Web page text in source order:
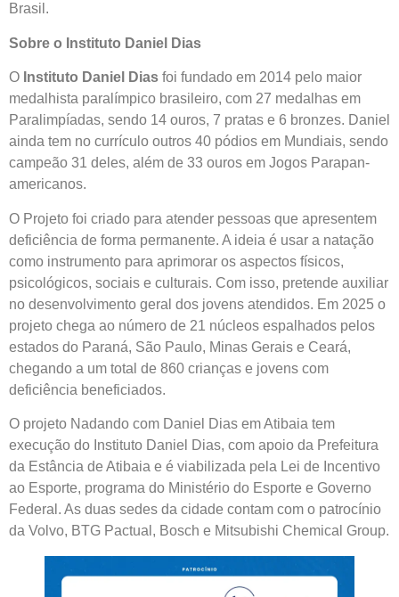
Brasil.
Sobre o Instituto Daniel Dias
O Instituto Daniel Dias foi fundado em 2014 pelo maior
medalhista paralímpico brasileiro, com 27 medalhas em
Paralimpíadas, sendo 14 ouros, 7 pratas e 6 bronzes. Daniel
ainda tem no currículo outros 40 pódios em Mundiais, sendo
campeão 31 deles, além de 33 ouros em Jogos Parapan-
americanos.
O Projeto foi criado para atender pessoas que apresentem
deficiência de forma permanente. A ideia é usar a natação
como instrumento para aprimorar os aspectos físicos,
psicológicos, sociais e culturais. Com isso, pretende auxiliar
no desenvolvimento geral dos jovens atendidos. Em 2025 o
projeto chega ao número de 21 núcleos espalhados pelos
estados do Paraná, São Paulo, Minas Gerais e Ceará,
chegando a um total de 860 crianças e jovens com
deficiência beneficiados.
O projeto Nadando com Daniel Dias em Atibaia tem
execução do Instituto Daniel Dias, com apoio da Prefeitura
da Estância de Atibaia e é viabilizada pela Lei de Incentivo
ao Esporte, programa do Ministério do Esporte e Governo
Federal. As duas sedes da cidade contam com o patrocínio
da Volvo, BTG Pactual, Bosch e Mitsubishi Chemical Group.